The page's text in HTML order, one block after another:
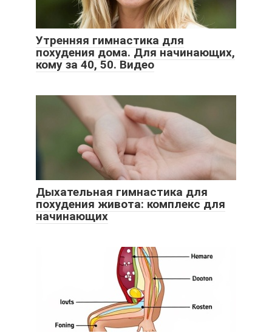
Утренняя гимнастика для
похудения дома. Для начинающих,
кому за 40, 50. Видео
Дыхательная гимнастика для
похудения живота: комплекс для
начинающих